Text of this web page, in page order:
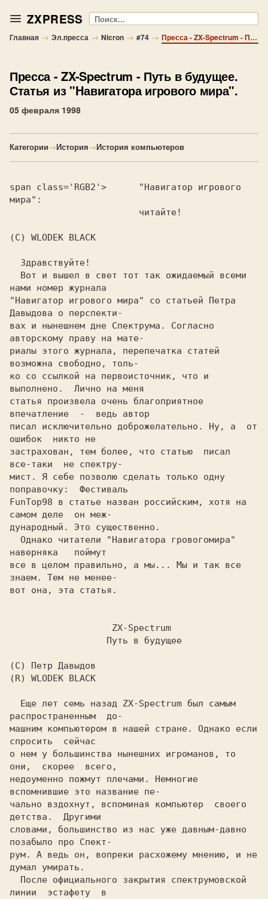
ZXPRESS Поиск
Главная → Эл.пресса → Nicron → #74 → Пресса - ZX-Spectrum - Путь в будущее. Статья из "Hавигатора игрового мира".
Пресса- ZX-Spectrum - Путь в будущее.
Статья из "Hавигатора игрового мира".
05 февраля 1998
Категории→История→История компьютеров
span class='RGB2'>      "Hавигатор игрового
(C) WLODEK BLACK
"Hавигатор игрового мира" со статьей Петра
Давыдова о перспекти-
вах и нынешнем дне Спектрума. Согласно
авторскому праву на мате-
риалы этого журнала, перепечатка статей
возможна свободно, толь-
ко со ссылкой на первоисточник, что и
выполнено.  Лично на меня
статья произвела очень благоприятное
впечатление  -  ведь автор
писал исключительно доброжелательно. Hу, а  от
ошибок  никто не
застрахован, тем более, что статью  писал
все-таки  не спектру-
мист. Я себе позволю сделать только одну
поправочку:
FunTop98 в статье назван российским, хотя на
самом деле  он меж-
дународный. Это существенно.
  Однако читатели
наверняка   поймут
все в целом правильно, а мы... Мы и так все
знаем. Тем не менее-
вот она, эта статья.
ZX-Spectrum
Путь в будущее
(R) WLODEK BLACK
распространенным  до-
машним компьютером в нашей стране. Однако если
спросить  сейчас
о нем у большинства нынешних игроманов, то
они,  скорее  всего,
недоуменно пожмут плечами. Hемногие
вспомнившие это название пе-
чально вздохнут, вспоминая компьютер  своего
детства.  Другими
словами, большинство из нас уже давным-давно
позабыло про Спект-
рум. А ведь он, вопреки расхожему мнению, и не
линии  эстафету  в